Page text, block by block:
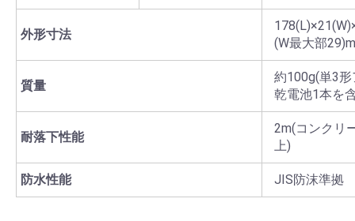
外形寸法
(W最大部
質量
約100g(単3
乾電池1本を
耐落下性能
2m(コンクリ
上)
防水性能 JIS防沫準拠